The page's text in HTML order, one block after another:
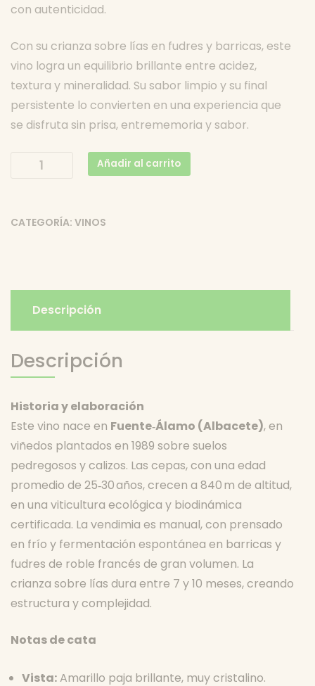
con autenticidad.
Con su crianza sobre lías en fudres y barricas, este
vino logra un equilibrio brillante entre acidez,
textura y mineralidad. Su sabor limpio y su final
persistente lo convierten en una experiencia que
se disfruta sin prisa, entrememoria y sabor.
Remordimiento
Cerrón
cantidad
Añadir al carrito
CATEGORÍA: VINOS
Descripción
Descripción
Historia y elaboración
Este vino nace en Fuente‑Álamo (Albacete), en
viñedos plantados en 1989 sobre suelos
pedregosos y calizos. Las cepas, con una edad
promedio de 25‑30 años, crecen a 840 m de altitud,
en una viticultura ecológica y biodinámica
certificada. La vendimia es manual, con prensado
en frío y fermentación espontánea en barricas y
fudres de roble francés de gran volumen. La
crianza sobre lías dura entre 7 y 10 meses, creando
estructura y complejidad.
Notas de cata
Vista:Amarillo paja brillante, muy cristalino.